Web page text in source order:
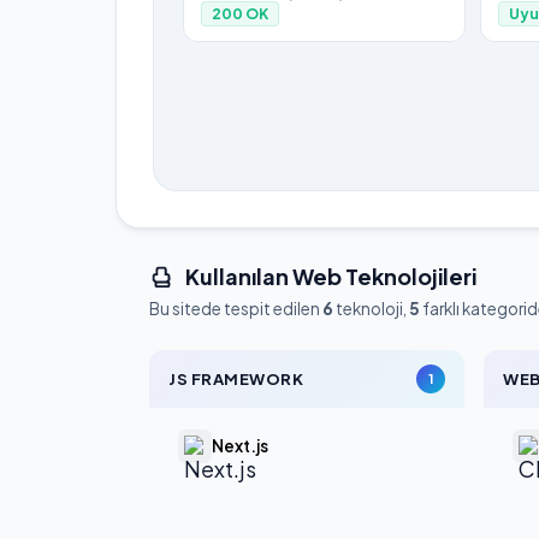
200 OK
Kullanılan Web Teknolojileri
Bu sitede tespit edilen 6 teknoloji, 5 farklı
JS FRAMEWORK 1
Next.js